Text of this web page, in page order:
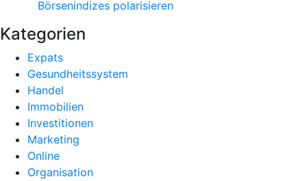
Börsenindizes polarisieren
Kategorien
Expats
Gesundheitssystem
Handel
Immobilien
Investitionen
Marketing
Online
Organisation